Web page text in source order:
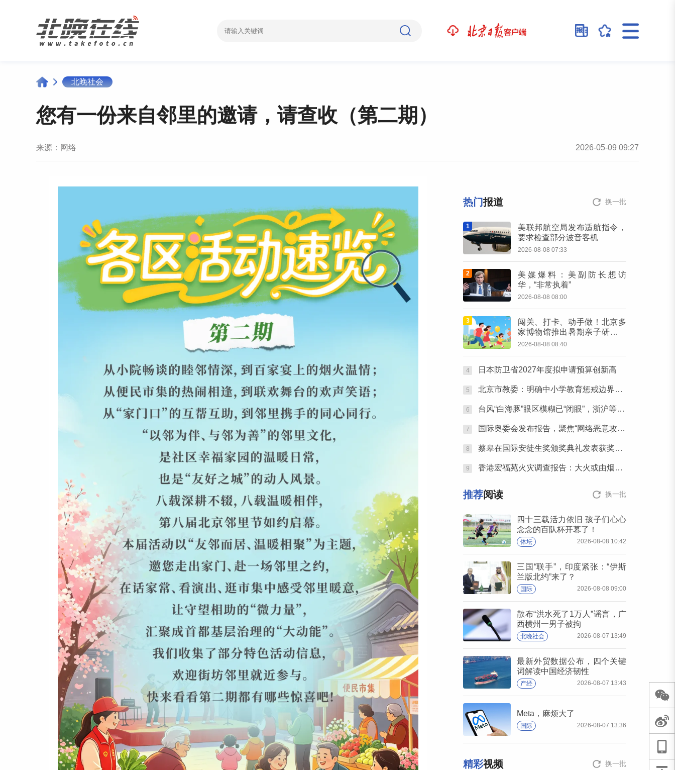
北晚社会
您有一份来自邻里的邀请，请查收（第二期）
来源： 网络 2026-05-09 09:27
热门报道 换一批
1
美联邦航空局发布适航指令，
要求检查部分波音客机
2026-08-08 07:33
2
美媒爆料：美副防长想访
华，“非常执着”
2026-08-08 08:00
3
闯关、打卡、动手做！北京多
家博物馆推出暑期亲子研学活
动
2026-08-08 08:40
4 日本防卫省2027年度拟申请预算创新高
5 北京市教委：明确中小学教育惩戒边界、实施程序
6 台风“白海豚”眼区模糊已“闭眼”，浙沪等地位于台风危险半圆
7 国际奥委会发布报告，聚焦“网络恶意攻击与体育”
8 蔡皋在国际安徒生奖颁奖典礼发表获奖感言：那个手握木炭条涂鸦的小女孩始终留在心底
9 香港宏福苑火灾调查报告：大火或由烟头引起
推荐阅读 换一批
四十三载活力依旧 孩子们心心
念念的百队杯开幕了！
体坛 2026-08-08 10:42
三国“联手”，印度紧张：“伊斯
兰版北约”来了？
国际 2026-08-08 09:00
散布“洪水死了1万人”谣言，广
西横州一男子被拘
北晚社会 2026-08-07 13:49
最新外贸数据公布，四个关键
词解读中国经济韧性
产经 2026-08-07 13:43
Meta，麻烦大了
国际 2026-08-07 13:36
精彩视频 换一批